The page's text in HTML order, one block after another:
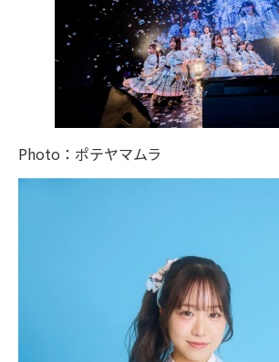
Photo：ポテヤマムラ